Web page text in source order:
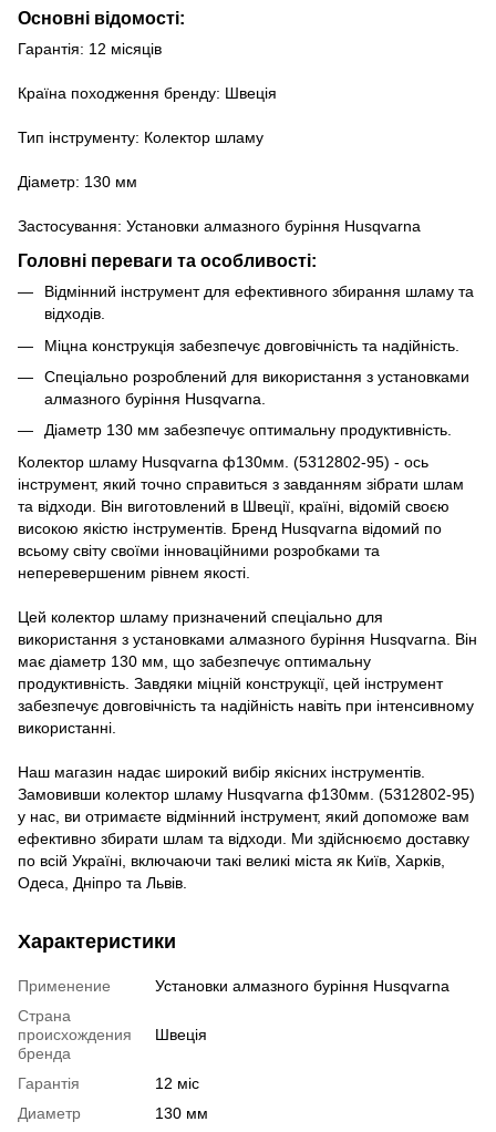
Основні відомості:
Гарантія: 12 місяців
Країна походження бренду: Швеція
Тип інструменту: Колектор шламу
Діаметр: 130 мм
Застосування: Установки алмазного буріння Husqvarna
Головні переваги та особливості:
Відмінний інструмент для ефективного збирання шламу та
відходів.
Міцна конструкція забезпечує довговічність та надійність.
Спеціально розроблений для використання з установками
алмазного буріння Husqvarna.
Діаметр 130 мм забезпечує оптимальну продуктивність.
Колектор шламу Husqvarna ф130мм. (5312802-95) - ось
інструмент, який точно справиться з завданням зібрати шлам
та відходи. Він виготовлений в Швеції, країні, відомій своєю
високою якістю інструментів. Бренд Husqvarna відомий по
всьому світу своїми інноваційними розробками та
неперевершеним рівнем якості.
Цей колектор шламу призначений спеціально для
використання з установками алмазного буріння Husqvarna. Він
має діаметр 130 мм, що забезпечує оптимальну
продуктивність. Завдяки міцній конструкції, цей інструмент
забезпечує довговічність та надійність навіть при інтенсивному
використанні.
Наш магазин надає широкий вибір якісних інструментів.
Замовивши колектор шламу Husqvarna ф130мм. (5312802-95)
у нас, ви отримаєте відмінний інструмент, який допоможе вам
ефективно збирати шлам та відходи. Ми здійснюємо доставку
по всій Україні, включаючи такі великі міста як Київ, Харків,
Одеса, Дніпро та Львів.
Характеристики
Применение
Установки алмазного буріння Husqvarna
Страна
происхождения
бренда
Швеція
Гарантія
12 міс
Диаметр
130 мм